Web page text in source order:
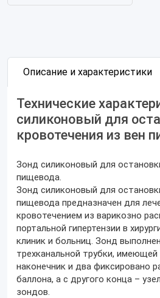
Описание и характеристики
Технические
силиконовый для
кровотечения из вен
Зонд силиконовый для
пищевода.
Зонд силиконовый для
пищевода предназначен для
кровотечением из варикозно
портальной гипертензии в
клиник и больниц. Зонд
трехканальной трубки,
наконечник и два фиксировано
баллона, а с другого конца –
зондов.